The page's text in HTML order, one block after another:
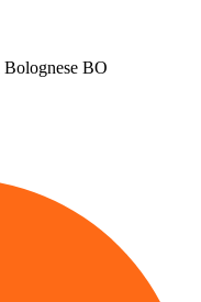
Bolognese BO